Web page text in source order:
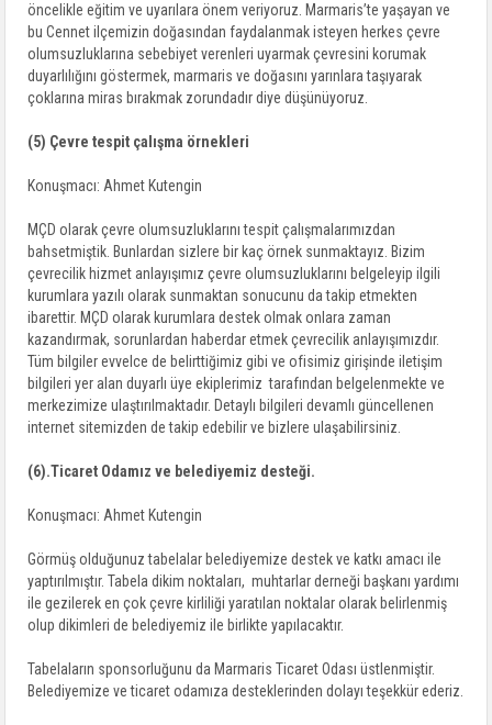
öncelikle eğitim ve uyarılara önem veriyoruz. Marmaris’te yaşayan ve
bu Cennet ilçemizin doğasından faydalanmak isteyen herkes çevre
olumsuzluklarına sebebiyet verenleri uyarmak çevresini korumak
duyarlılığını göstermek, marmaris ve doğasını yarınlara taşıyarak
çoklarına miras bırakmak zorundadır diye düşünüyoruz.
(5) Çevre tespit çalışma örnekleri
Konuşmacı: Ahmet Kutengin
MÇD olarak çevre olumsuzluklarını tespit çalışmalarımızdan
bahsetmiştik. Bunlardan sizlere bir kaç örnek sunmaktayız. Bizim
çevrecilik hizmet anlayışımız çevre olumsuzluklarını belgeleyip ilgili
kurumlara yazılı olarak sunmaktan sonucunu da takip etmekten
ibarettir. MÇD olarak kurumlara destek olmak onlara zaman
kazandırmak, sorunlardan haberdar etmek çevrecilik anlayışımızdır.
Tüm bilgiler evvelce de belirttiğimiz gibi ve ofisimiz girişinde iletişim
bilgileri yer alan duyarlı üye ekiplerimiz tarafından belgelenmekte ve
merkezimize ulaştırılmaktadır. Detaylı bilgileri devamlı güncellenen
internet sitemizden de takip edebilir ve bizlere ulaşabilirsiniz.
(6).Ticaret Odamız ve belediyemiz desteği.
Konuşmacı: Ahmet Kutengin
Görmüş olduğunuz tabelalar belediyemize destek ve katkı amacı ile
yaptırılmıştır. Tabela dikim noktaları, muhtarlar derneği başkanı yardımı
ile gezilerek en çok çevre kirliliği yaratılan noktalar olarak belirlenmiş
olup dikimleri de belediyemiz ile birlikte yapılacaktır.
Tabelaların sponsorluğunu da Marmaris Ticaret Odası üstlenmiştir.
Belediyemize ve ticaret odamıza desteklerinden dolayı teşekkür ederiz.